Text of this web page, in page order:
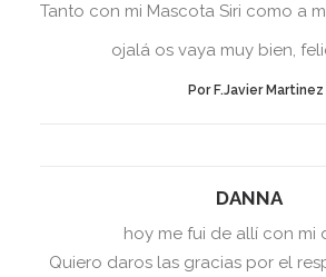
Tanto con mi Mascota Siri como a
ojalá os vaya muy bien,
Por F.Javier Martinez
DANNA
hoy me fui de allí con mi
Quiero daros las gracias por el